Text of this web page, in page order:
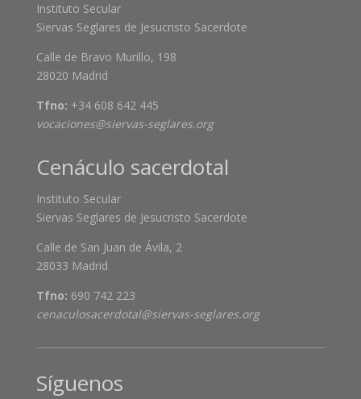
Instituto Secular
Siervas Seglares de Jesucristo Sacerdote
Calle de Bravo Murillo, 198
28020 Madrid
Tfno: +34 608 642 445
vocaciones@siervas-seglares.org
Cenáculo sacerdotal
Instituto Secular
Siervas Seglares de Jesucristo Sacerdote
Calle de San Juan de Ávila, 2
28033 Madrid
Tfno: 690 742 223
cenaculosacerdotal@siervas-seglares.org
Síguenos